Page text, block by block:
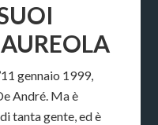
gennaio 1999,
André. Ma è
tanta gente, ed è